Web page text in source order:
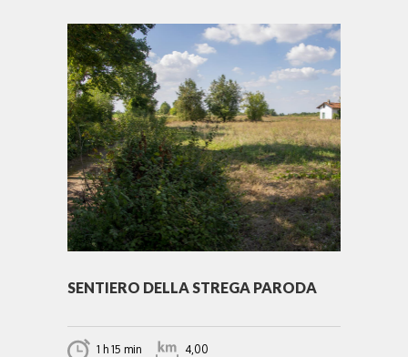
SENTIERO DELLA STREGA PARODA
1 h 15 min 4,00